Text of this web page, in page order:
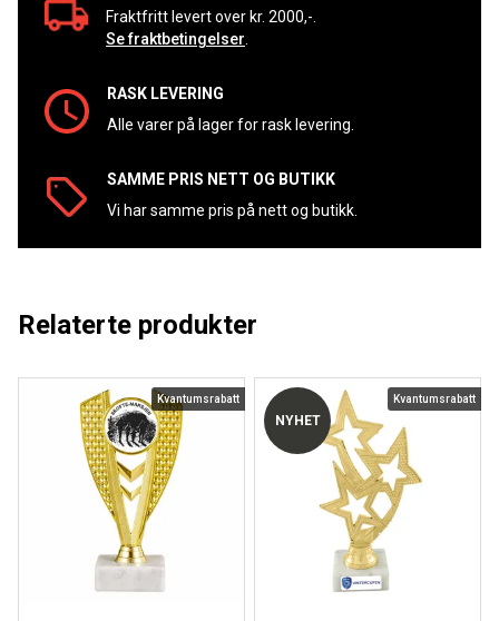
Fraktfritt levert over kr. 2000,-.
Se fraktbetingelser
RASK LEVERING
Alle varer på lager for rask levering.
SAMME PRIS NETT OG BUTIKK
Vi har samme pris på nett og butikk.
Relaterte produkter
Kvantumsrabatt
NYHET
Kvantumsrabatt